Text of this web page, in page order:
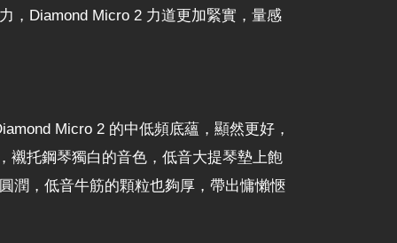
，Diamond Micro 2 力道更加緊實，量感
Micro 2 的中低頻底蘊，顯然更好，
襯托鋼琴獨白的音色，低音大提琴墊上飽
潤，低音牛筋的顆粒也夠厚，帶出慵懶愜